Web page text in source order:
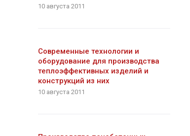
10 августа 2011
Современные технологии и
оборудование для производства
теплоэффективных изделий и
конструкций из них
10 августа 2011